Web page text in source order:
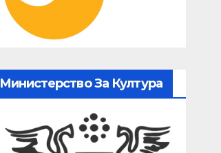
Министерство За Култура